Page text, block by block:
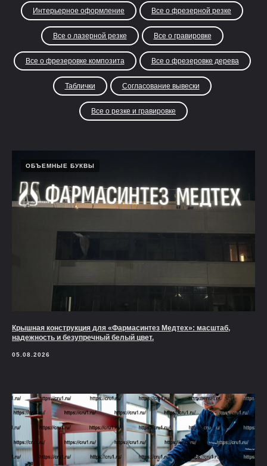
Интерьерное оформление Все о фрезерной резке
Все о лазерной резке Все о гравировке
Все о фрезеровке композита Все о фрезеровке дерева
Таблички Согласование вывески
Все о резке и гравировке
ОБЪЕМНЫЕ БУКВЫ
Крышная конструкция для «Фармасинтез Медтех»: масштаб,
надежность и безупречный белый цвет.
05.08.2026